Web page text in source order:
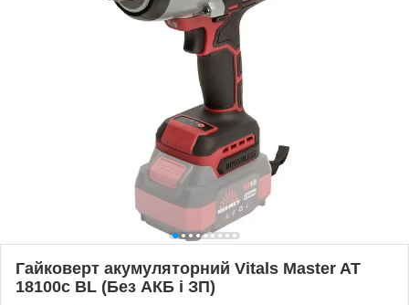
Гайковерт акумуляторний Vitals Master AT
18100c BL (Без АКБ і ЗП)